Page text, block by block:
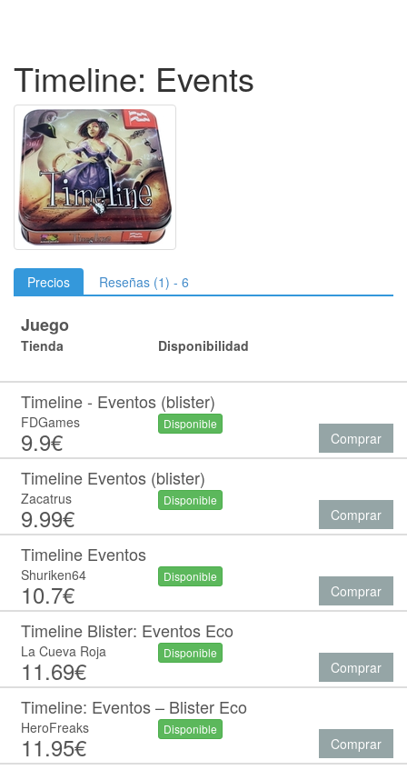
Timeline: Events
Precios Reseñas (1) - 6
Juego
Tienda Disponibilidad
Timeline - Eventos (blister)
FDGames
9.9€
Disponible
Comprar
Timeline Eventos (blister)
Zacatrus
9.99€
Disponible
Comprar
Timeline Eventos
Shuriken64
10.7€
Disponible
Comprar
Timeline Blister: Eventos Eco
La Cueva Roja
11.69€
Disponible
Comprar
Timeline: Eventos – Blister Eco
HeroFreaks
11.95€
Disponible
Comprar